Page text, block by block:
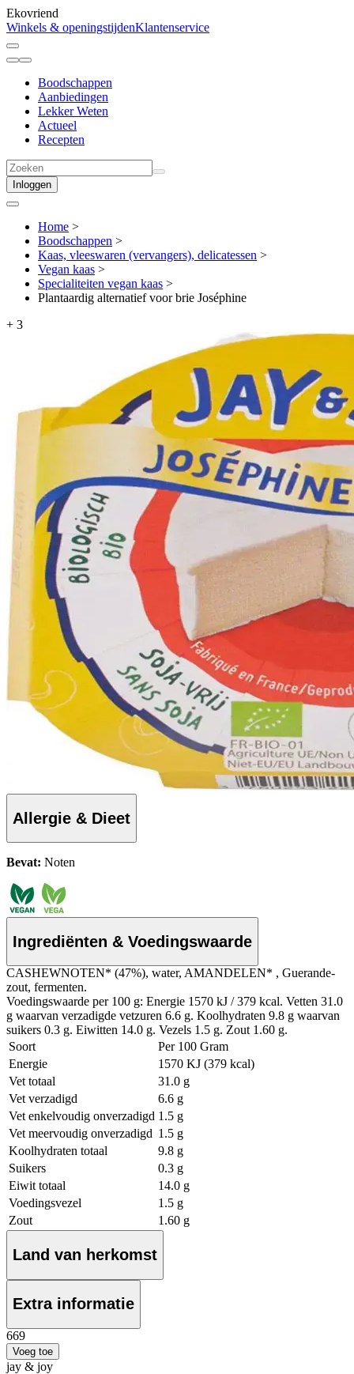
Ekovriend
Winkels & openingstijdenKlantenservice
Boodschappen
Aanbiedingen
Lekker Weten
Actueel
Recepten
Inloggen
Home >
Boodschappen >
Kaas, vleeswaren (vervangers), delicatessen >
Vegan kaas >
Specialiteiten vegan kaas >
Plantaardig alternatief voor brie Joséphine
+ 3
Allergie & Dieet
Bevat: Noten
Ingrediënten & Voedingswaarde
CASHEWNOTEN* (47%), water, AMANDELEN* , Guerande-
zout, fermenten.
Voedingswaarde per 100 g: Energie 1570 kJ / 379 kcal. Vetten 31.0
g waarvan verzadigde vetzuren 6.6 g. Koolhydraten 9.8 g waarvan
suikers 0.3 g. Eiwitten 14.0 g. Vezels 1.5 g. Zout 1.60 g.
Soort
Per 100 Gram
Energie
1570 KJ (379 kcal)
Vet totaal
31.0 g
Vet verzadigd
6.6 g
Vet enkelvoudig onverzadigd 1.5 g
Vet meervoudig onverzadigd 1.5 g
Koolhydraten totaal
9.8 g
Suikers
0.3 g
Eiwit totaal
14.0 g
Voedingsvezel
1.5 g
Zout
1.60 g
Land van herkomst
Extra informatie
669
Voeg toe
jay & joy